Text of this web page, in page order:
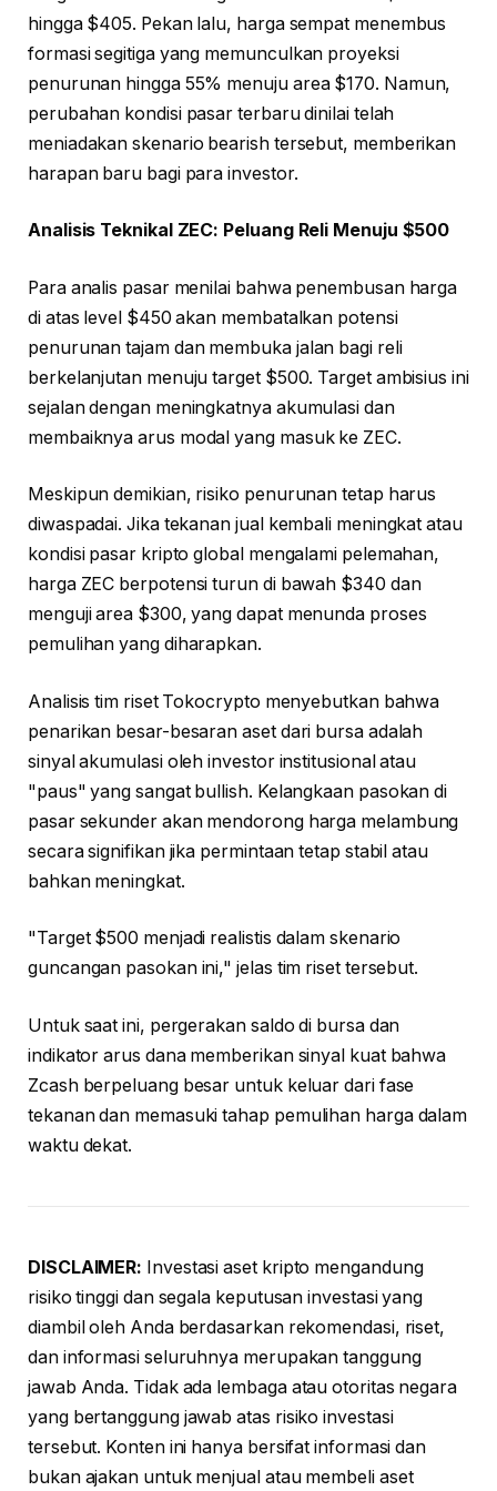
hingga $405. Pekan lalu, harga sempat menembus
formasi segitiga yang memunculkan proyeksi
penurunan hingga 55% menuju area $170. Namun,
perubahan kondisi pasar terbaru dinilai telah
meniadakan skenario bearish tersebut, memberikan
harapan baru bagi para investor.
Analisis Teknikal ZEC: Peluang Reli Menuju $500
Para analis pasar menilai bahwa penembusan harga
di atas level $450 akan membatalkan potensi
penurunan tajam dan membuka jalan bagi reli
berkelanjutan menuju target $500. Target ambisius ini
sejalan dengan meningkatnya akumulasi dan
membaiknya arus modal yang masuk ke ZEC.
Meskipun demikian, risiko penurunan tetap harus
diwaspadai. Jika tekanan jual kembali meningkat atau
kondisi pasar kripto global mengalami pelemahan,
harga ZEC berpotensi turun di bawah $340 dan
menguji area $300, yang dapat menunda proses
pemulihan yang diharapkan.
Analisis tim riset Tokocrypto menyebutkan bahwa
penarikan besar-besaran aset dari bursa adalah
sinyal akumulasi oleh investor institusional atau
"paus" yang sangat bullish. Kelangkaan pasokan di
pasar sekunder akan mendorong harga melambung
secara signifikan jika permintaan tetap stabil atau
bahkan meningkat.
"Target $500 menjadi realistis dalam skenario
guncangan pasokan ini," jelas tim riset tersebut.
Untuk saat ini, pergerakan saldo di bursa dan
indikator arus dana memberikan sinyal kuat bahwa
Zcash berpeluang besar untuk keluar dari fase
tekanan dan memasuki tahap pemulihan harga dalam
waktu dekat.
DISCLAIMER: Investasi aset kripto mengandung
risiko tinggi dan segala keputusan investasi yang
diambil oleh Anda berdasarkan rekomendasi, riset,
dan informasi seluruhnya merupakan tanggung
jawab Anda. Tidak ada lembaga atau otoritas negara
yang bertanggung jawab atas risiko investasi
tersebut. Konten ini hanya bersifat informasi dan
bukan ajakan untuk menjual atau membeli aset